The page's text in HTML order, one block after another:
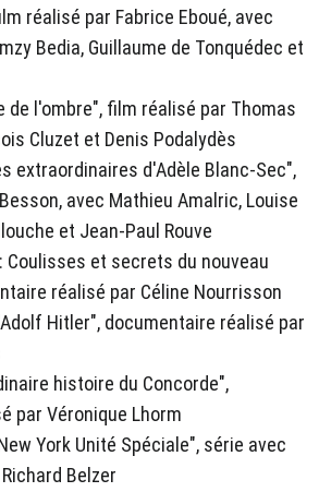
réalisé par Fabrice Eboué, avec
Bedia, Guillaume de Tonquédec et
de l'ombre", film réalisé par Thomas
Cluzet et Denis Podalydès
extraordinaires d'Adèle Blanc-Sec",
avec Mathieu Amalric, Louise
et Jean-Paul Rouve
Coulisses et secrets du nouveau
réalisé par Céline Nourrisson
Hitler", documentaire réalisé par
histoire du Concorde",
par Véronique Lhorm
York Unité Spéciale", série avec
Belzer